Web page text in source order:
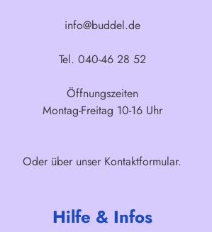
info@buddel.de
Tel. 040-46 28 52
Öffnungszeiten
Montag-Freitag 10-16 Uhr
Oder über unser Kontaktformular.
Hilfe & Infos